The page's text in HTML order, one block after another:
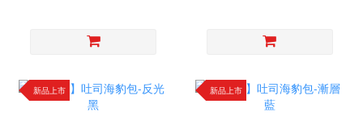
新品上市 新品上市